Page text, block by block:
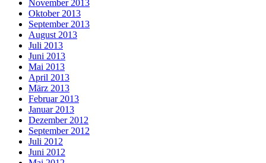
November 2013
Oktober 2013
September 2013
August 2013
Juli 2013
Juni 2013
Mai 2013
April 2013
März 2013
Februar 2013
Januar 2013
Dezember 2012
September 2012
Juli 2012
Juni 2012